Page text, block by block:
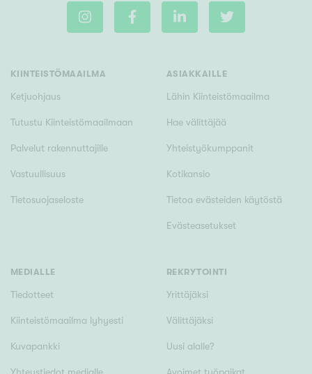
KIINTEISTÖMAAILMA
Ketjuohjaus
Tutustu Kiinteistömaailmaan
Palvelut rakennuttajille
Vastuullisuus
Tietosuojaseloste
ASIAKKAILLE
Lähin Kiinteistömaailma
Hae välittäjää
Yhteistyökumppanit
Kotikansio
Tietoa evästeiden käytöstä
Evästeasetukset
MEDIALLE
Tiedotteet
Kiinteistömaailma lyhyesti
Kuvapankki
REKRYTOINTI
Yrittäjäksi
Välittäjäksi
Uusi alalle?